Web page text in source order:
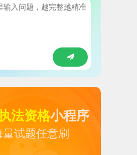
法资格小程序
量试题任意刷